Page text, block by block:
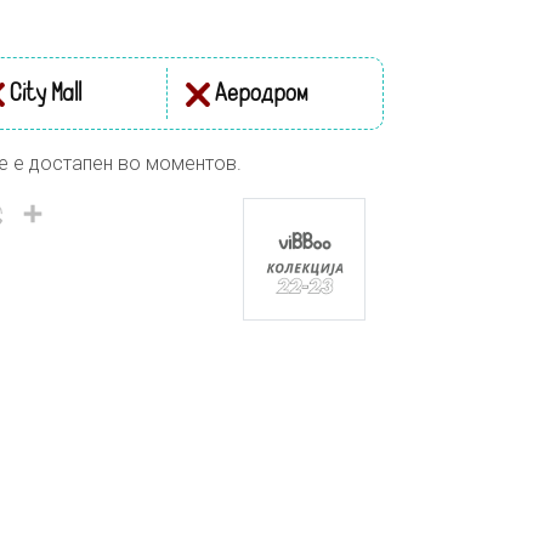
City Mall Аеродром
е достапен во моментов.
Viber